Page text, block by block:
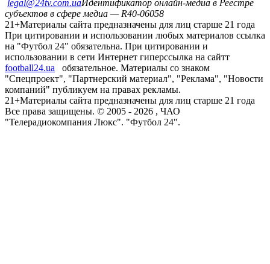
legal@24tv.com.uaИдентификатор онлайн-медиа в Реестре
субъектов в сфере медиа — R40-06058
21+Материалы сайта предназначены для лиц старше 21 года
При цитировании и использовании любых материалов ссылка
на "Футбол 24" обязательна. При цитировании и
использовании в сети Интернет гиперссылка на сайтт
football24.ua
обязательное. Материалы со знаком
"Спецпроект", "Партнерский материал", "Реклама", "Новости
компаний" публикуем на правах рекламы.
21+Материалы сайта предназначены для лиц старше 21 года
Все права защищены. © 2005 - 2026 , ЧАО
"Телерадиокомпания Люкс". "Футбол 24".